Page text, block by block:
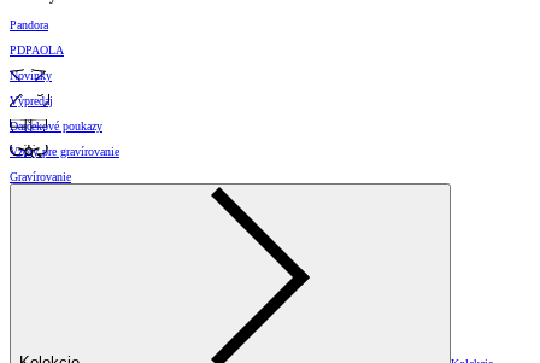
Pandora
PDPAOLA
Novinky
Výpredaj
Darčekové poukazy
Vzory pre gravírovanie
Gravírovanie